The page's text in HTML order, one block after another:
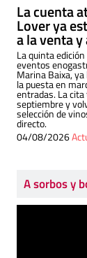
La cuenta
Lover ya
a la venta
La quinta
eventos
Marina Baixa,
la puesta en
entradas. La
septiembre y
selección de
directo.
04/08/2026
A sorbos y